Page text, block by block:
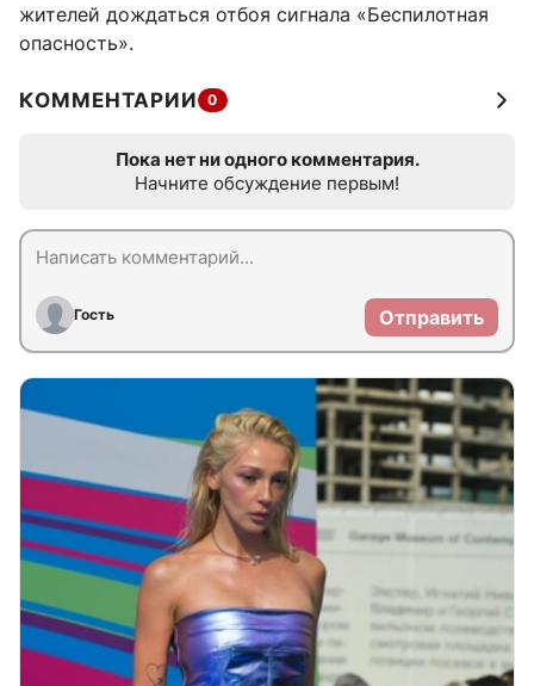
жителей дождаться отбоя сигнала «Беспилотная
опасность».
КОММЕНТАРИИ 0
Пока нет ни одного комментария.
Начните обсуждение первым!
Гость Отправить